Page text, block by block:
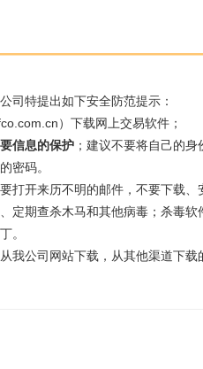
特提出如下安全防范提示：
）下载网上交易软件；
信息的保护 ；建议不要将自己的
密码。
开来历不明的邮件，不要下载、
期查杀木马和其他病毒；杀毒软
。
公司网站下载，从其他渠道下载